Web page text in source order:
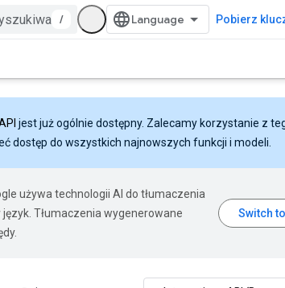
/ Pobierz
jest już ogólnie dostępny. Zalecamy korzystanie z
dostęp do wszystkich najnowszych funkcji i modeli.
używa technologii AI do tłumaczenia
Tłumaczenia wygenerowane